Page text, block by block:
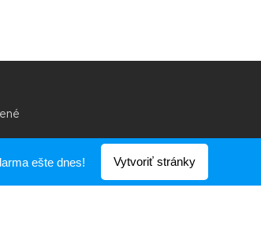
ešte dnes! Vytvoriť stránky